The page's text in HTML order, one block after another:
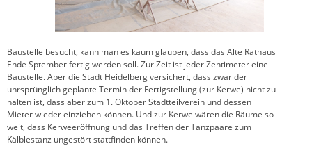
Baustelle besucht, kann man es kaum glauben, dass das Alte Rathaus
Ende Sptember fertig werden soll. Zur Zeit ist jeder Zentimeter eine
Baustelle. Aber die Stadt Heidelberg versichert, dass zwar der
unrsprünglich geplante Termin der Fertigstellung (zur Kerwe) nicht zu
halten ist, dass aber zum 1. Oktober Stadtteilverein und dessen
Mieter wieder einziehen können. Und zur Kerwe wären die Räume so
weit, dass Kerweeröffnung und das Treffen der Tanzpaare zum
Kälblestanz ungestört stattfinden können.